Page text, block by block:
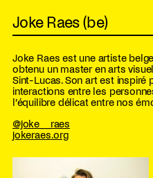
Joke Raes (be)
Joke Raes est une artiste
obtenu un master en arts
Sint-Lucas. Son art est inspiré
interactions entre les
l’équilibre délicat entre nos
@joke__raes
jokeraes.org